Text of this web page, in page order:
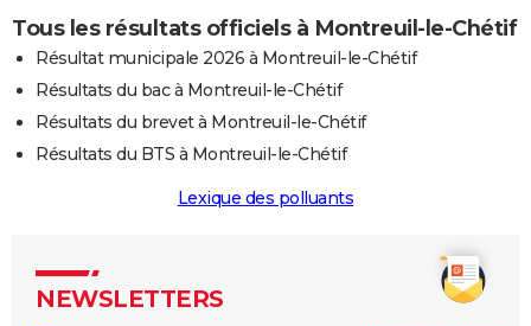
Tous les résultats officiels à Montreuil-le-Chétif
Résultat municipale 2026 à Montreuil-le-Chétif
Résultats du bac à Montreuil-le-Chétif
Résultats du brevet à Montreuil-le-Chétif
Résultats du BTS à Montreuil-le-Chétif
Lexique des polluants
NEWSLETTERS